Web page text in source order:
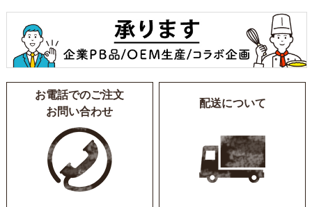
お電話でのご注文
お問い合わせ
配送について